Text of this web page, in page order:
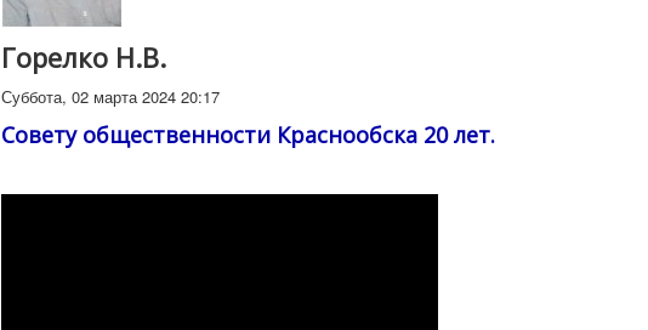
Горелко Н.В.
Суббота, 02 марта 2024 20:17
Совету общественности Краснообска 20 лет.